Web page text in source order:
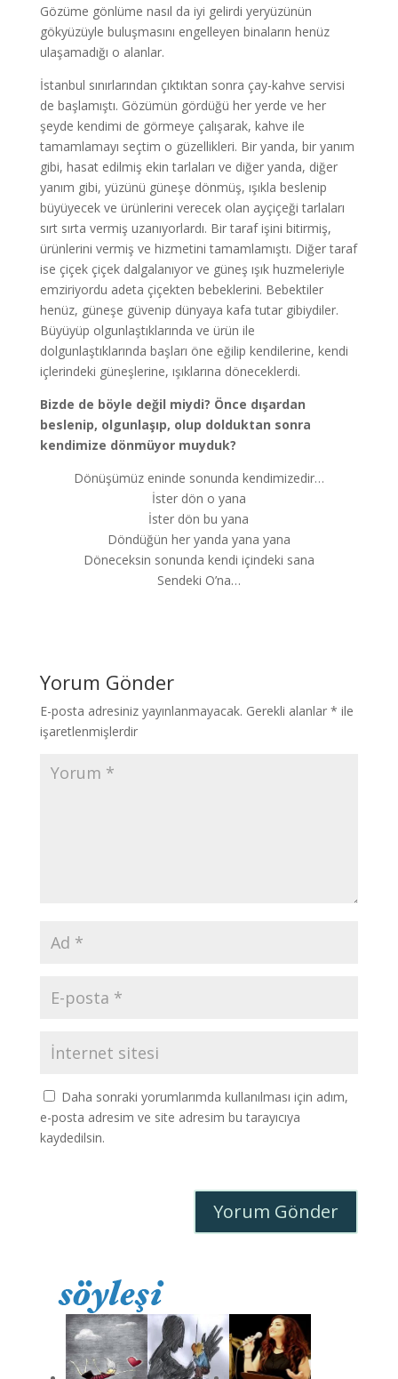
Gözüme gönlüme nasıl da iyi gelirdi yeryüzünün
gökyüzüyle buluşmasını engelleyen binaların henüz
ulaşamadığı o alanlar.
İstanbul sınırlarından çıktıktan sonra çay-kahve servisi
de başlamıştı. Gözümün gördüğü her yerde ve her
şeyde kendimi de görmeye çalışarak, kahve ile
tamamlamayı seçtim o güzellikleri. Bir yanda, bir yanım
gibi, hasat edilmiş ekin tarlaları ve diğer yanda, diğer
yanım gibi, yüzünü güneşe dönmüş, ışıkla beslenip
büyüyecek ve ürünlerini verecek olan ayçiçeği tarlaları
sırt sırta vermiş uzanıyorlardı. Bir taraf işini bitirmiş,
ürünlerini vermiş ve hizmetini tamamlamıştı. Diğer taraf
ise çiçek çiçek dalgalanıyor ve güneş ışık huzmeleriyle
emziriyordu adeta çiçekten bebeklerini. Bebektiler
henüz, güneşe güvenip dünyaya kafa tutar gibiydiler.
Büyüyüp olgunlaştıklarında ve ürün ile
dolgunlaştıklarında başları öne eğilip kendilerine, kendi
içlerindeki güneşlerine, ışıklarına döneceklerdi.
Bizde de böyle değil miydi? Önce dışardan
beslenip, olgunlaşıp, olup dolduktan sonra
kendimize dönmüyor muyduk?
Dönüşümüz eninde sonunda kendimizedir…
İster dön o yana
İster dön bu yana
Döndüğün her yanda yana yana
Döneceksin sonunda kendi içindeki sana
Sendeki O’na…
Yorum Gönder
E-posta adresiniz yayınlanmayacak. Gerekli alanlar * ile
işaretlenmişlerdir
Daha sonraki yorumlarımda kullanılması için adım,
e-posta adresim ve site adresim bu tarayıcıya
kaydedilsin.